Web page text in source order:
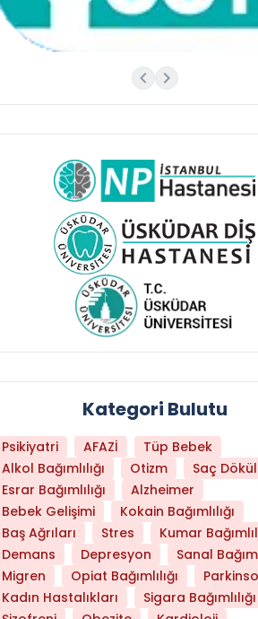
Az Protein Tüketmek
Kategori Bulutu
Psikiyatri AFAZİ
Tüp Bebek
Alkol Bağımlılığı
Otizm
Saç
Esrar Bağımlılığı
Alzheimer
Bebek Gelişimi
Kokain Bağımlılığı
Baş Ağrıları
Stres
Kumar
Demans
Depresyon
Sanal
Migren
Opiat Bağımlılığı
Kadın Hastalıkları
Sigara Bağımlılığı